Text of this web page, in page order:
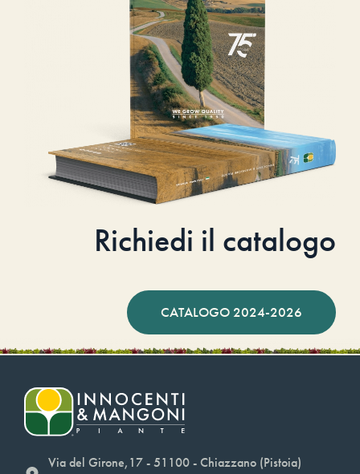
Richiedi il catalogo
CATALOGO 2024-2026
Via del Girone,17 - 51100 - Chiazzano (Pistoia)